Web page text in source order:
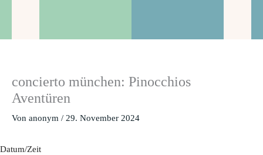
concierto münchen: Pinocchios
Aventüren
Von anonym / 29. November 2024
Datum/Zeit